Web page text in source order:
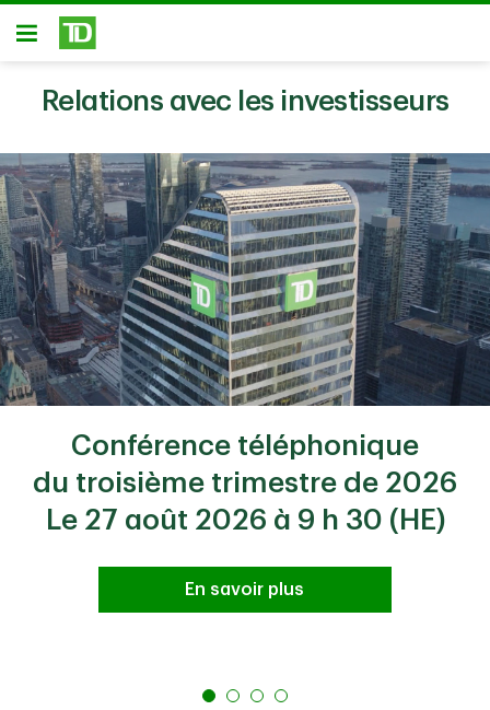
Passer au contenu principal
Ouvert
Relations avec les investisseurs
Conférence téléphonique
du troisième trimestre de 2026
Le 27 août 2026 à 9 h 30 (HE)
En savoir plus